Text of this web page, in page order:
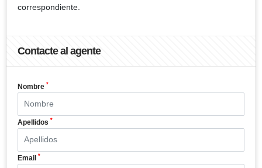
correspondiente.
Contacte al agente
Nombre *
Apellidos *
Email *